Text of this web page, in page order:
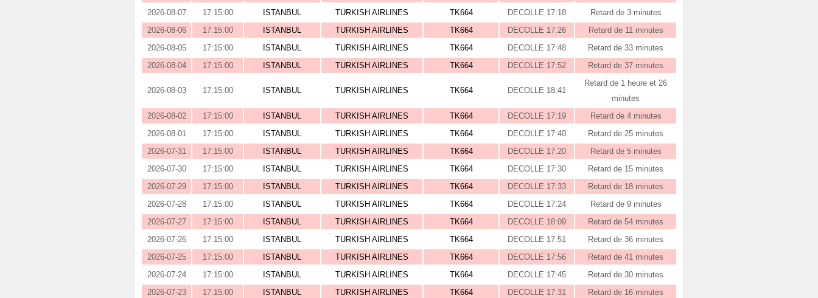
2026-08-07
17:15:00 ISTANBUL TURKISH AIRLINES TK664 DECOLLE 17:18
Retard de 3 minutes
2026-08-06
17:15:00 ISTANBUL TURKISH AIRLINES TK664 DECOLLE 17:26
Retard de 11 minutes
2026-08-05
17:15:00 ISTANBUL TURKISH AIRLINES TK664 DECOLLE 17:48
Retard de 33 minutes
2026-08-04
17:15:00 ISTANBUL TURKISH AIRLINES TK664 DECOLLE 17:52 Retard de 37 minutes
2026-08-03 17:15:00 ISTANBUL TURKISH AIRLINES TK664 DECOLLE 18:41
Retard de 1 heure et 26
minutes
2026-08-02
17:15:00 ISTANBUL TURKISH AIRLINES TK664 DECOLLE 17:19
Retard de 4 minutes
2026-08-01
17:15:00 ISTANBUL TURKISH AIRLINES TK664 DECOLLE 17:40
Retard de 25 minutes
2026-07-31
17:15:00 ISTANBUL TURKISH AIRLINES TK664 DECOLLE 17:20
Retard de 5 minutes
2026-07-30
17:15:00 ISTANBUL TURKISH AIRLINES TK664 DECOLLE 17:30
Retard de 15 minutes
2026-07-29
17:15:00 ISTANBUL TURKISH AIRLINES TK664 DECOLLE 17:33
Retard de 18 minutes
2026-07-28
17:15:00 ISTANBUL TURKISH AIRLINES TK664 DECOLLE 17:24
Retard de 9 minutes
2026-07-27
17:15:00 ISTANBUL TURKISH AIRLINES TK664 DECOLLE 18:09
Retard de 54 minutes
2026-07-26
17:15:00 ISTANBUL TURKISH AIRLINES TK664 DECOLLE 17:51
Retard de 36 minutes
2026-07-25
17:15:00 ISTANBUL TURKISH AIRLINES TK664 DECOLLE 17:56
Retard de 41 minutes
2026-07-24
17:15:00 ISTANBUL TURKISH AIRLINES TK664 DECOLLE 17:45
Retard de 30 minutes
2026-07-23
17:15:00 ISTANBUL TURKISH AIRLINES TK664 DECOLLE 17:31
Retard de 16 minutes